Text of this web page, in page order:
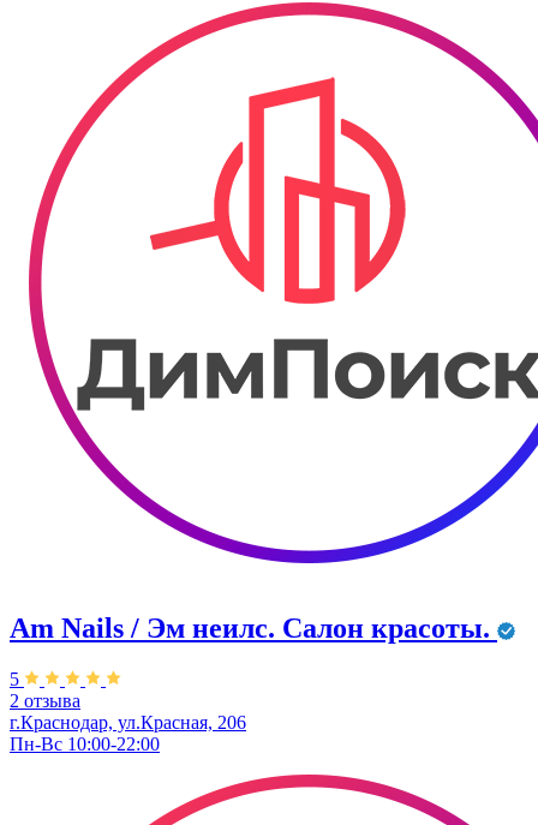
Am Nails / Эм неилс. Салон красоты.
5
2 отзыва
г.Краснодар, ул.Красная, 206
Пн-Вс 10:00-22:00